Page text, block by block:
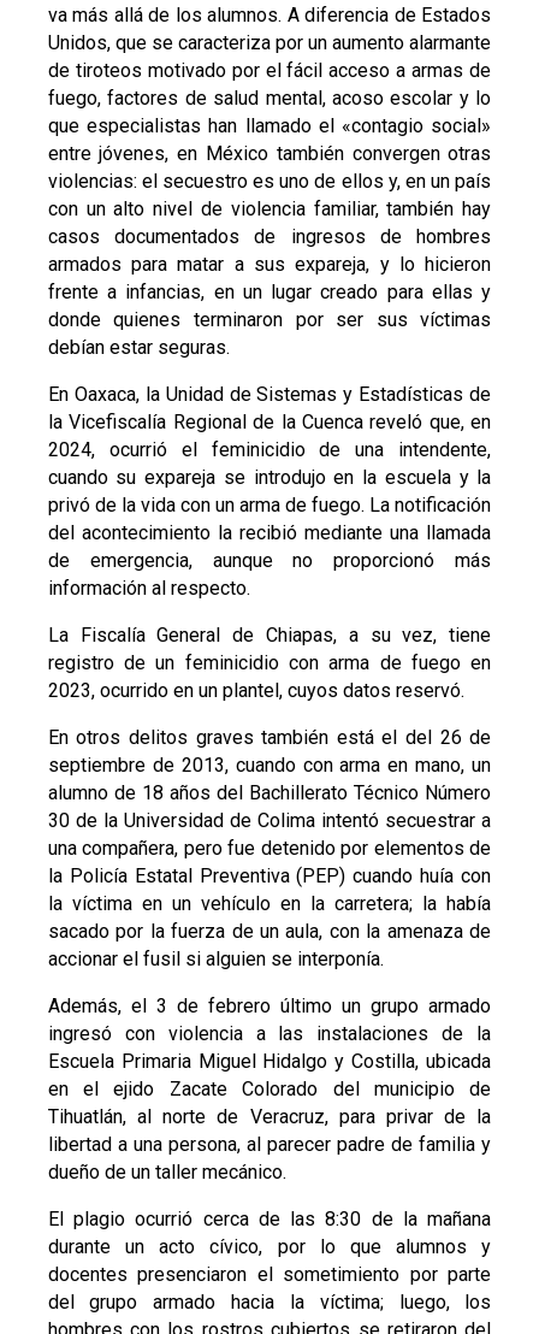
va más allá de los alumnos. A diferencia de Estados
Unidos, que se caracteriza por un aumento alarmante
de tiroteos motivado por el fácil acceso a armas de
fuego, factores de salud mental, acoso escolar y lo
que especialistas han llamado el «contagio social»
entre jóvenes, en México también convergen otras
violencias: el secuestro es uno de ellos y, en un país
con un alto nivel de violencia familiar, también hay
casos documentados de ingresos de hombres
armados para matar a sus expareja, y lo hicieron
frente a infancias, en un lugar creado para ellas y
donde quienes terminaron por ser sus víctimas
debían estar seguras.
En Oaxaca, la Unidad de Sistemas y Estadísticas de
la Vicefiscalía Regional de la Cuenca reveló que, en
2024, ocurrió el feminicidio de una intendente,
cuando su expareja se introdujo en la escuela y la
privó de la vida con un arma de fuego. La notificación
del acontecimiento la recibió mediante una llamada
de emergencia, aunque no proporcionó más
información al respecto.
La Fiscalía General de Chiapas, a su vez, tiene
registro de un feminicidio con arma de fuego en
2023, ocurrido en un plantel, cuyos datos reservó.
En otros delitos graves también está el del 26 de
septiembre de 2013, cuando con arma en mano, un
alumno de 18 años del Bachillerato Técnico Número
30 de la Universidad de Colima intentó secuestrar a
una compañera, pero fue detenido por elementos de
la Policía Estatal Preventiva (PEP) cuando huía con
la víctima en un vehículo en la carretera; la había
sacado por la fuerza de un aula, con la amenaza de
accionar el fusil si alguien se interponía.
Además, el 3 de febrero último un grupo armado
ingresó con violencia a las instalaciones de la
Escuela Primaria Miguel Hidalgo y Costilla, ubicada
en el ejido Zacate Colorado del municipio de
Tihuatlán, al norte de Veracruz, para privar de la
libertad a una persona, al parecer padre de familia y
dueño de un taller mecánico.
El plagio ocurrió cerca de las 8:30 de la mañana
durante un acto cívico, por lo que alumnos y
docentes presenciaron el sometimiento por parte
del grupo armado hacia la víctima; luego, los
hombres con los rostros cubiertos se retiraron del